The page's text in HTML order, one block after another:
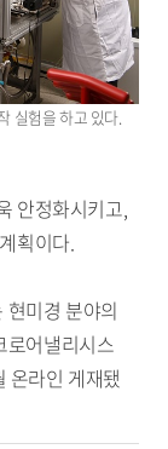
실험을 하고 있다.
안정화시키고,
획이다.
현미경 분야의
로어낼리시스
라인 게재됐